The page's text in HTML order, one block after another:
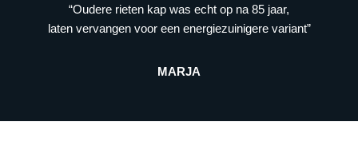
“Oudere rieten kap was echt op na 85 jaar,
laten vervangen voor een energiezuinigere variant”
MARJA